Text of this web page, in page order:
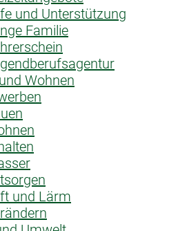
und Unterstützung
Familie
Wohnen
und Lärm